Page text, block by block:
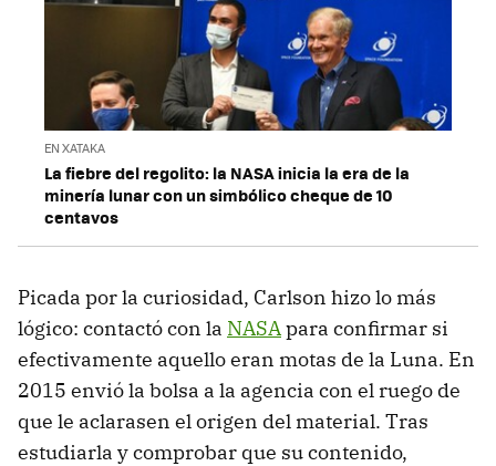
EN XATAKA
La fiebre del regolito: la NASA inicia la era de la
minería lunar con un simbólico cheque de 10
centavos
Picada por la curiosidad, Carlson hizo lo más
lógico: contactó con la NASA para confirmar si
efectivamente aquello eran motas de la Luna. En
2015 envió la bolsa a la agencia con el ruego de
que le aclarasen el origen del material. Tras
estudiarla y comprobar que su contenido,